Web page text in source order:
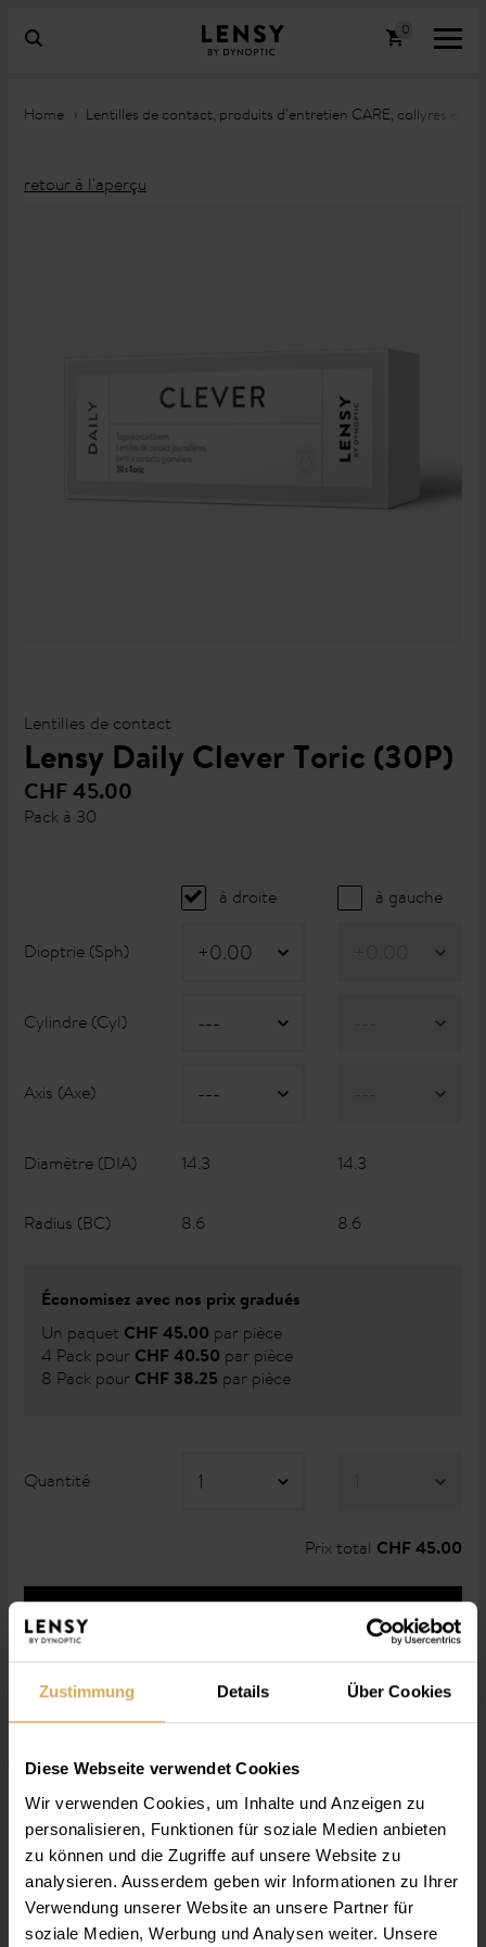
Zustimmung Details Über Cookies
Diese Webseite verwendet Cookies
Wir verwenden Cookies, um Inhalte und Anzeigen zu
personalisieren, Funktionen für soziale Medien anbieten
zu können und die Zugriffe auf unsere Website zu
analysieren. Ausserdem geben wir Informationen zu Ihrer
Verwendung unserer Website an unsere Partner für
soziale Medien, Werbung und Analysen weiter. Unsere
Home Lentilles de contact, produits d’entretien CARE, collyres et
retour à l'aperçu
Lentilles de contact
Lensy Daily Clever Toric (30P)
CHF 45.00
Pack à 30
à droite à gauche
Dioptrie (Sph)
Cylindre (Cyl)
Axis (Axe)
Diamètre (DIA) 14.3 14.3
Radius (BC) 8.6 8.6
Économisez avec nos prix gradués
Un paquet CHF 45.00 par pièce
4 Pack pour CHF 40.50 par pièce
8 Pack pour CHF 38.25 par pièce
Quantité
Prix total CHF 45.00
Informations
De par leur matériau hydrophile, lesLensy Daily Clever
Toricsont une alternative plus hygiénique encore aux
lentilles à hydrogel Singles. Toute la journée, vos yeux